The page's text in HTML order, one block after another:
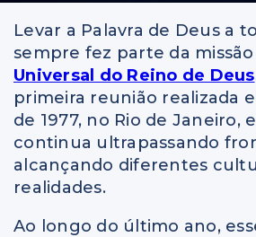
Levar a Palavra de Deus a
sempre fez parte da missão
Universal do Reino de Deus
primeira reunião realizada
de 1977, no Rio de Janeiro,
continua ultrapassando
alcançando diferentes
realidades.
Ao longo do último ano,